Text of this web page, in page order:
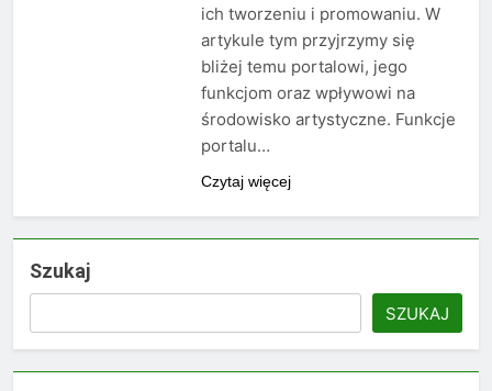
ich tworzeniu i promowaniu. W
artykule tym przyjrzymy się
bliżej temu portalowi, jego
funkcjom oraz wpływowi na
środowisko artystyczne. Funkcje
portalu…
Czytaj więcej
Szukaj
SZUKAJ